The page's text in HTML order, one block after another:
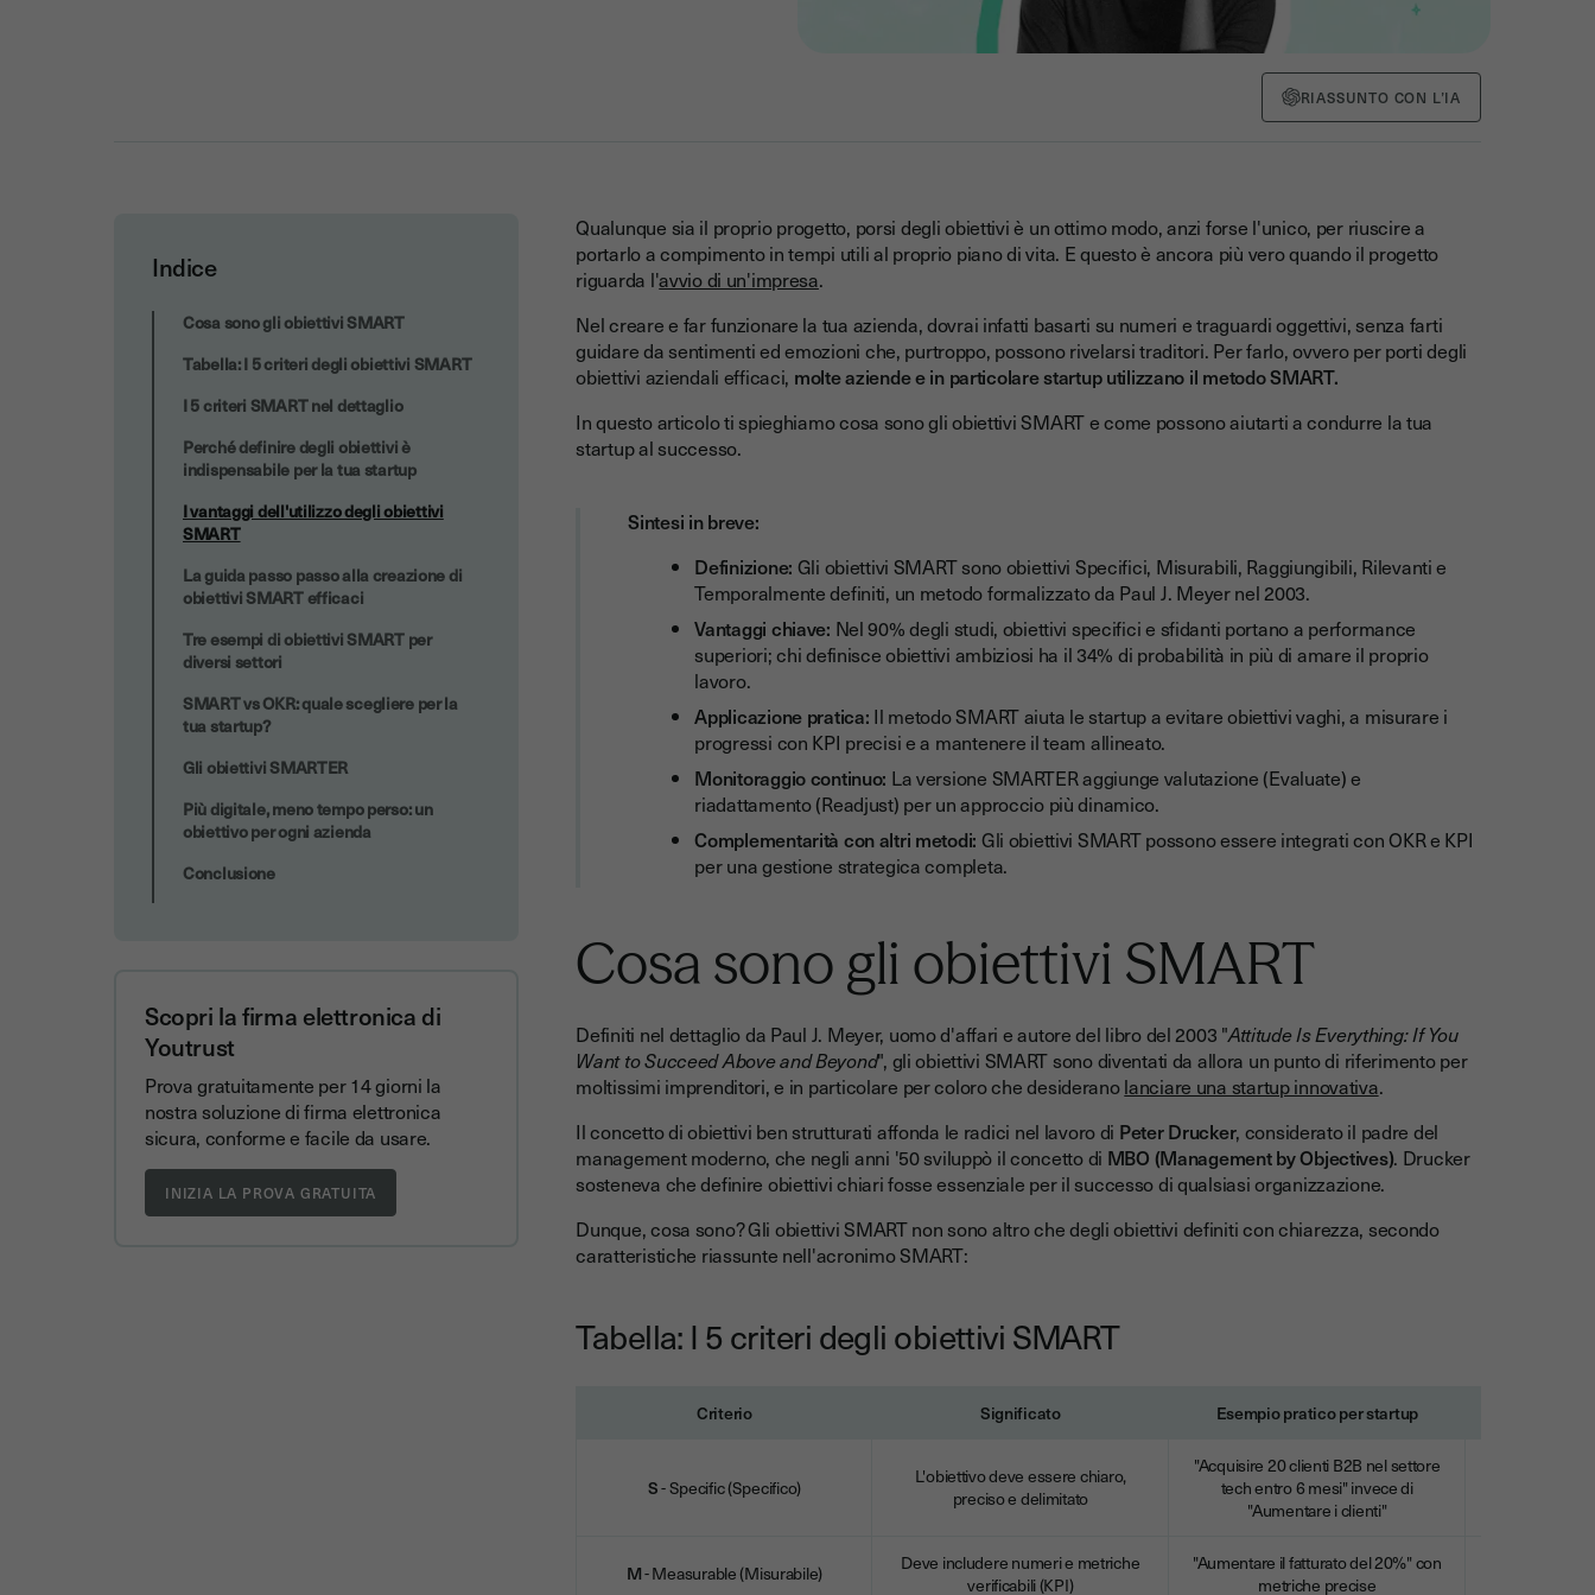
RIASSUNTO CON L’IA
Indice
I vantaggi dell'utilizzo degli obiettivi
Cosa sono gli obiettivi SMART
Tabella: I 5 criteri degli obiettivi SMART
I 5 criteri SMART nel dettaglio
Perché definire degli obiettivi è
indispensabile per la tua startup
I vantaggi dell'utilizzo degli obiettivi
SMART
La guida passo passo alla creazione di
obiettivi SMART efficaci
Tre esempi di obiettivi SMART per
diversi settori
SMART vs OKR: quale scegliere per la
tua startup?
Gli obiettivi SMARTER
Più digitale, meno tempo perso: un
obiettivo per ogni azienda
Conclusione
Scopri la firma elettronica di
Youtrust
Prova gratuitamente per 14 giorni la
nostra soluzione di firma elettronica
sicura, conforme e facile da usare.
Qualunque sia il proprio progetto, porsi degli obiettivi è un ottimo modo, anzi forse l'unico, per riuscire a
portarlo a compimento in tempi utili al proprio piano di vita. E questo è ancora più vero quando il progetto
riguarda l'avvio di un'impresa.
Nel creare e far funzionare la tua azienda, dovrai infatti basarti su numeri e traguardi oggettivi, senza farti
guidare da sentimenti ed emozioni che, purtroppo, possono rivelarsi traditori. Per farlo, ovvero per porti degli
obiettivi aziendali efficaci, molte aziende e in particolare startup utilizzano il metodo SMART.
In questo articolo ti spieghiamo cosa sono gli obiettivi SMART e come possono aiutarti a condurre la tua
startup al successo.
Sintesi in breve:
Definizione: Gli obiettivi SMART sono obiettivi Specifici, Misurabili, Raggiungibili, Rilevanti e
Temporalmente definiti, un metodo formalizzato da Paul J. Meyer nel 2003.
Vantaggi chiave: Nel 90% degli studi, obiettivi specifici e sfidanti portano a performance
superiori; chi definisce obiettivi ambiziosi ha il 34% di probabilità in più di amare il proprio
lavoro.
Applicazione pratica: Il metodo SMART aiuta le startup a evitare obiettivi vaghi, a misurare i
progressi con KPI precisi e a mantenere il team allineato.
Monitoraggio continuo: La versione SMARTER aggiunge valutazione (Evaluate) e
riadattamento (Readjust) per un approccio più dinamico.
Complementarità con altri metodi: Gli obiettivi SMART possono essere integrati con OKR e KPI
per una gestione strategica completa.
Cosa sono gli obiettivi SMART
Definiti nel dettaglio da Paul J. Meyer, uomo d'affari e autore del libro del 2003 "Attitude Is Everything: If You
Want to Succeed Above and Beyond", gli obiettivi SMART sono diventati da allora un punto di riferimento per
moltissimi imprenditori, e in particolare per coloro che desideranolanciare una startup innovativa.
Il concetto di obiettivi ben strutturati affonda le radici nel lavoro di Peter Drucker, considerato il padre del
management moderno, che negli anni '50 sviluppò il concetto di MBO (Management by Objectives). Drucker
sosteneva che definire obiettivi chiari fosse essenziale per il successo di qualsiasi organizzazione.
Dunque, cosa sono? Gli obiettivi SMART non sono altro che degli obiettivi definiti con chiarezza, secondo
caratteristiche riassunte nell'acronimo SMART:
Tabella: I 5 criteri degli obiettivi SMART
Criterio Significato Esempio pratico per startup
S- Specific (Specifico)
L'obiettivo deve essere chiaro,
preciso e delimitato
"Acquisire 20 clienti B2B nel settore
tech entro 6 mesi" invece di
"Aumentare i clienti"
M- Measurable (Misurabile)
Deve includere numeri e metriche
verificabili (KPI)
"Aumentare il fatturato del 20%" con
metriche precise